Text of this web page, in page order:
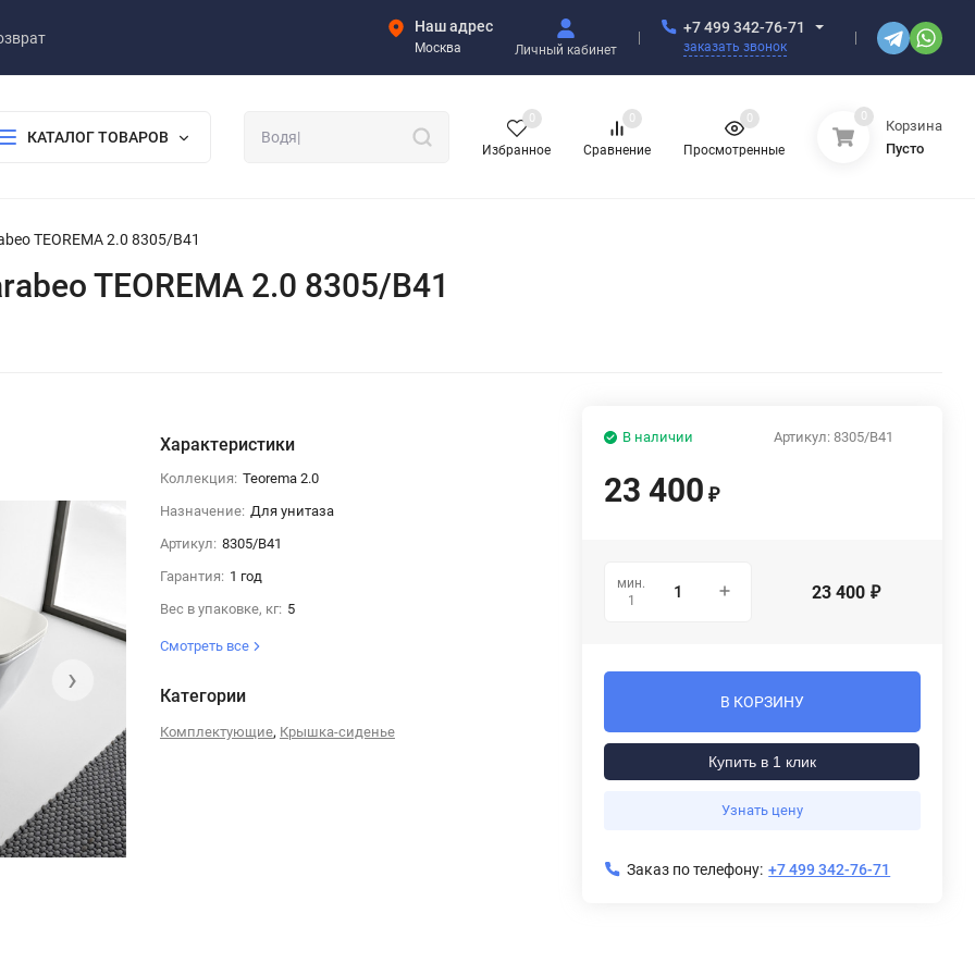
Наш адрес
Москва Личный кабинет
+7 499 342-76-71
заказать звонок
КАТАЛОГ ТОВАРОВ
Избранное
0
Сравнение
0
Просмотренные
0 0
Корзина
Пусто
TEOREMA 2.0 8305/B41
TEOREMA 2.0 8305/B41
›
Характеристики
Коллекция: Teorema 2.0
Назначение: Для унитаза
Артикул: 8305/B41
Гарантия: 1 год
Вес в упаковке, кг: 5
Смотреть все
Категории
Комплектующие, Крышка-сиденье
Артикул: 8305/B41
В наличии
23 400 ₽
мин.
1
23 400 ₽
В КОРЗИНУ
Купить в 1 клик
Узнать цену
Заказ по телефону: +7 499 342-76-71